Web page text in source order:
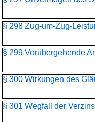
§ 298 Zug-um-Zug-
§ 299 Vorübergehende
§ 300 Wirkungen des
§ 301 Wegfall der